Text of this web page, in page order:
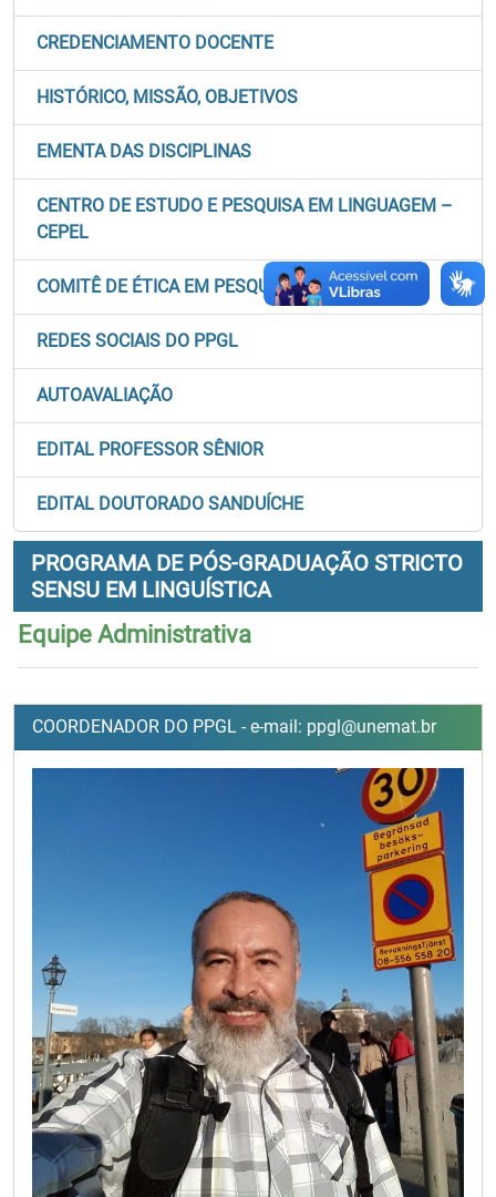
CREDENCIAMENTO DOCENTE
HISTÓRICO, MISSÃO, OBJETIVOS
EMENTA DAS DISCIPLINAS
CENTRO DE ESTUDO E PESQUISA EM LINGUAGEM –
CEPEL
COMITÊ DE ÉTICA EM PESQUISA - CEP
REDES SOCIAIS DO PPGL
AUTOAVALIAÇÃO
EDITAL PROFESSOR SÊNIOR
EDITAL DOUTORADO SANDUÍCHE
PROGRAMA DE PÓS-GRADUAÇÃO STRICTO
SENSU EM LINGUÍSTICA
Equipe Administrativa
COORDENADOR DO PPGL - e-mail: ppgl@unemat.br